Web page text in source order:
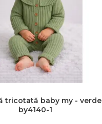
tricotată baby my - verde
by4140-1